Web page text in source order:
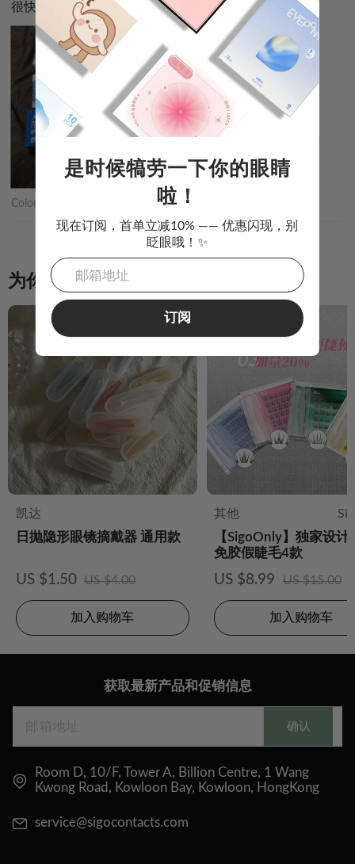
很快。
Color:
为你推荐
凯达
日抛隐形眼镜摘戴器 通用款
US $1.50 US $4.00
加入购物车
其他
【SigoOnly】独家设计
免胶假睫毛4款
US $8.99 US $15.00
加入购物车
获取最新产品和促销信息
确认
Room D, 10/F, Tower A, Billion Centre, 1 Wang
Kwong Road, Kowloon Bay, Kowloon, HongKong
service@sigocontacts.com
是时候犒劳一下你的眼睛
啦！
现在订阅，首单立减10% —— 优惠闪现，别
眨眼哦！✨
订阅